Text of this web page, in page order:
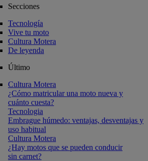
Secciones
Tecnología
Vive tu moto
Cultura Motera
De leyenda
Último
Cultura Motera
¿Cómo matricular una moto nueva y
cuánto cuesta?
Tecnologia
Embrague húmedo: ventajas, desventajas y
uso habitual
Cultura Motera
¿Hay motos que se pueden conducir
sin carnet?